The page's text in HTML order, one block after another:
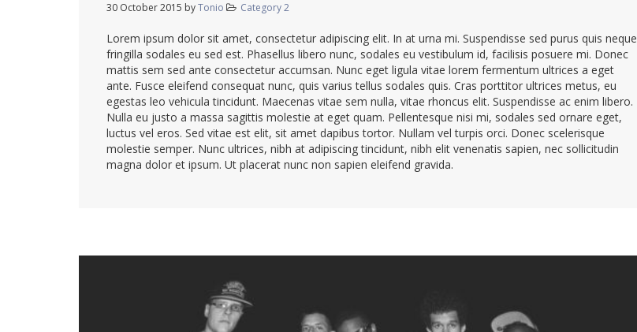
30 October 2015 byTonio Category 2
Lorem ipsum dolor sit amet, consectetur adipiscing elit. In at urna mi. Suspendisse sed purus quis neque
fringilla sodales eu sed est. Phasellus libero nunc, sodales eu vestibulum id, facilisis posuere mi. Donec
mattis sem sed ante consectetur accumsan. Nunc eget ligula vitae lorem fermentum ultrices a eget
ante. Fusce eleifend consequat nunc, quis varius tellus sodales quis. Cras porttitor ultrices metus, eu
egestas leo vehicula tincidunt. Maecenas vitae sem nulla, vitae rhoncus elit. Suspendisse ac enim libero.
Nulla eu justo a massa sagittis molestie at eget quam. Pellentesque nisi mi, sodales sed ornare eget,
luctus vel eros. Sed vitae est elit, sit amet dapibus tortor. Nullam vel turpis orci. Donec scelerisque
molestie semper. Nunc ultrices, nibh at adipiscing tincidunt, nibh elit venenatis sapien, nec sollicitudin
magna dolor et ipsum. Ut placerat nunc non sapien eleifend gravida.